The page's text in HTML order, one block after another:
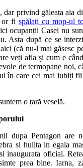
dar privind găleata aia
or fi spălați cu mop-ul
ocupanții Casei nu
Asta după ce se
(că nu-l mai găsesc
veți afla și cum e
de termopane noi,
în care cei mai iubiți
o țară veselă.
dupa Pentagon are
si hulita in egala
inaugurata oficial.
prea bine. Iarna,